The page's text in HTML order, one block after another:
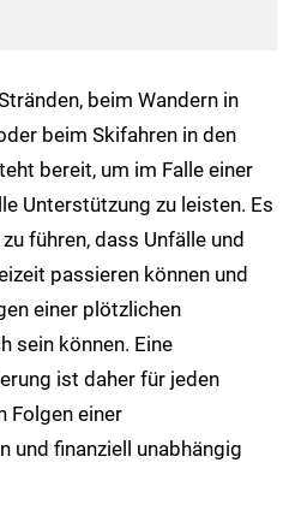
beim Wandern in
beim Skifahren in den
bereit, um im Falle einer
Unterstützung zu leisten. Es
führen, dass Unfälle und
passieren können und
einer plötzlichen
sein können. Eine
ist daher für jeden
Folgen einer
und finanziell unabhängig